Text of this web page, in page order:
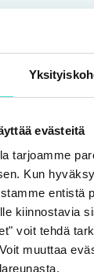
evästeitä
tarjoamme
Kun
entistä
kiinnostavia
voit tehdä
muuttaa